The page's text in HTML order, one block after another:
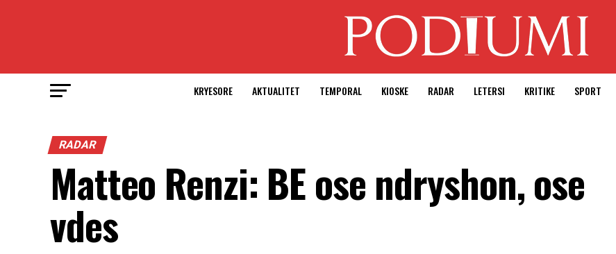
KRYESORE AKTUALITET TEMPORAL KIOSKE RADAR LETERSI KRITIKE SPORT
RADAR
Matteo Renzi: BE ose ndryshon, ose
vdes